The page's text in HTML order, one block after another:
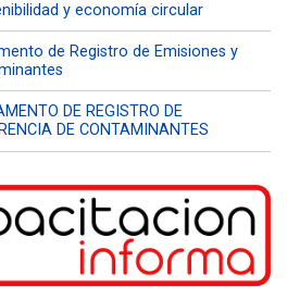
y economía circular
de Registro de Emisiones y
DE REGISTRO DE
DE CONTAMINANTES